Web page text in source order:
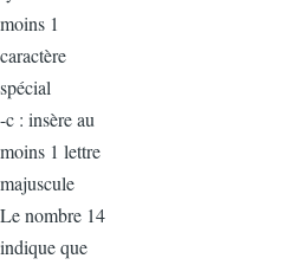
moins 1
caractère
spécial
-c : insère au
moins 1 lettre
majuscule
Le nombre 14
indique que